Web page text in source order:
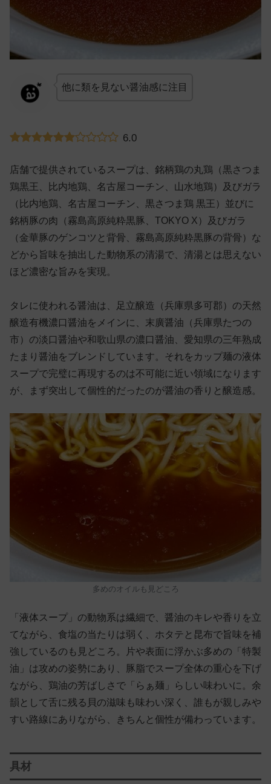
他に類を見ない醤油感に注目
6.0
店舗で提供されているスープは、銘柄鶏の丸鶏（黒さつま
鶏黒王、比内地鶏、名古屋コーチン、山水地鶏）及びガラ
（比内地鶏、名古屋コーチン、黒さつま鶏 黒王）並びに
銘柄豚の肉（霧島高原純粋黒豚、TOKYO X）及びガラ
（金華豚のゲンコツと背骨、霧島高原純粋黒豚の背骨）な
どから旨味を抽出した動物系の清湯で、清湯とは思えない
ほど濃密な旨みを実現。
タレに使われる醤油は、足立醸造（兵庫県多可郡）の天然
醸造有機濃口醤油をメインに、末廣醤油（兵庫県たつの
市）の淡口醤油や和歌山県の濃口醤油、愛知県の三年熟成
たまり醤油をブレンドしています。それをカップ麺の液体
スープで完璧に再現するのは不可能に近い領域になります
が、まず突出して個性的だったのが醤油の香りと醸造感。
多めのオイルも見どころ
「液体スープ」の動物系は繊細で、醤油のキレや香りを立
てながら、食塩の当たりは弱く、ホタテと昆布で旨味を補
強しているのも見どころ。片や表面に浮かぶ多めの「特製
油」は攻めの姿勢にあり、豚脂でスープ全体の重心を下げ
ながら、鶏油の芳ばしさで「らぁ麺」らしい味わいに。余
韻として舌に残る貝の滋味も味わい深く、誰もが親しみや
すい路線にありながら、きちんと個性が備わっています。
具材